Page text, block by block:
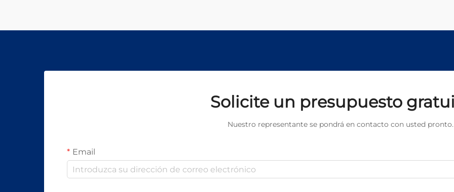
Solicite un presupuesto
Nuestro representante se pondrá en contacto con usted pronto.
Email